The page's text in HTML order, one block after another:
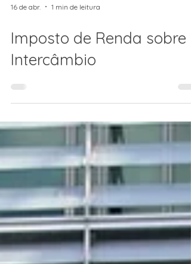
16 de abr. 1 min de leitura
Intercâmbio